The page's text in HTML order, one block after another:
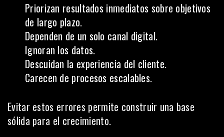
Priorizan resultados inmediatos sobre objetivos
de largo plazo.
Dependen de un solo canal digital.
Ignoran los datos.
Descuidan la experiencia del cliente.
Carecen de procesos escalables.
Evitar estos errores permite construir una base
sólida para el crecimiento.